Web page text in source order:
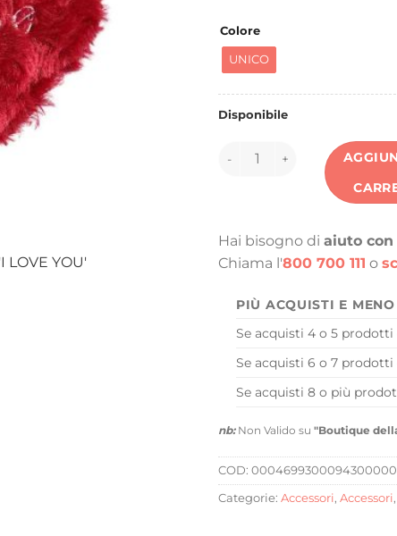
YOU'
Colore
UNICO
Disponibile
147204 quantità
Hai bisogno di aiuto
Chiama l'800 700 111 o
PIÙ ACQUISTI E
Se acquisti 4 o 5
Se acquisti 6 o 7
Se acquisti 8 o più
nb:Non Valido su "Boutique
COD: 0004699300094300000
Categorie: Accessori, Accessori,